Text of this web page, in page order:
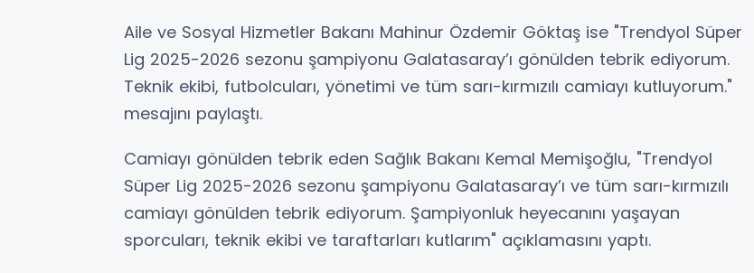
Aile ve Sosyal Hizmetler Bakanı Mahinur Özdemir Göktaş ise "Trendyol Süper
Lig 2025-2026 sezonu şampiyonu Galatasaray’ı gönülden tebrik ediyorum.
Teknik ekibi, futbolcuları, yönetimi ve tüm sarı-kırmızılı camiayı kutluyorum."
mesajını paylaştı.
Camiayı gönülden tebrik eden Sağlık Bakanı Kemal Memişoğlu, "Trendyol
Süper Lig 2025-2026 sezonu şampiyonu Galatasaray’ı ve tüm sarı-kırmızılı
camiayı gönülden tebrik ediyorum. Şampiyonluk heyecanını yaşayan
sporcuları, teknik ekibi ve taraftarları kutlarım" açıklamasını yaptı.